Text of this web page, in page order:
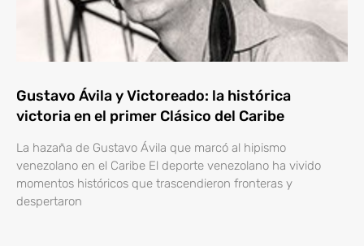
Gustavo Ávila y Victoreado: la histórica
victoria en el primer Clásico del Caribe
La hazaña de Gustavo Ávila que marcó al hipismo
venezolano en el Caribe El deporte venezolano ha vivido
momentos históricos que trascendieron fronteras y
despertaron